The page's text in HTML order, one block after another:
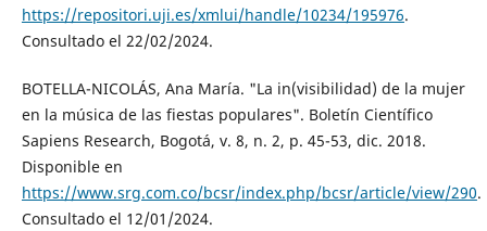
https://repositori.uji.es/xmlui/handle/10234/195976.
Consultado el 22/02/2024.
BOTELLA-NICOLÁS, Ana María. "La in(visibilidad) de la mujer
en la música de las fiestas populares". Boletín Científico
Sapiens Research, Bogotá, v. 8, n. 2, p. 45-53, dic. 2018.
Disponible en
https://www.srg.com.co/bcsr/index.php/bcsr/article/view/290.
Consultado el 12/01/2024.